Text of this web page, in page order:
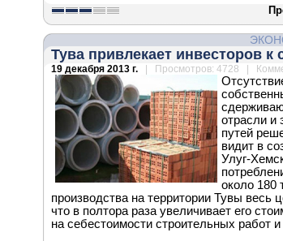
Тува привлекает инвесторов
19 декабря 2013 г. | Просмотров: 4728 |
отрасли и
путей
видит в
Улуг-
около 180
производства на территории Тувы весь
что в полтора раза увеличивает его
на себестоимости строительных работ